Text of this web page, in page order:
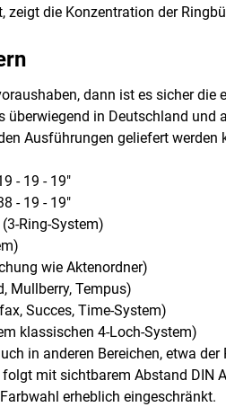
zeigt die Konzentration der
dann ist es sicher
in Deutschland
Ausführungen geliefert werden
- 19 - 19"
- 19 - 19"
Ring-System)
wie Aktenordner)
Mullberry, Tempus)
Succes, Time-System)
klassischen 4-Loch-System)
in anderen Bereichen, etwa
mit sichtbarem Abstand DIN
erheblich eingeschränkt.